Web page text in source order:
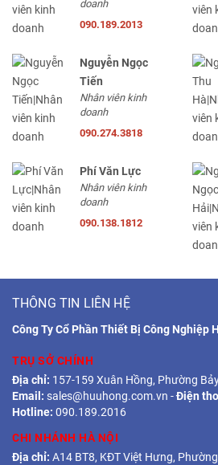
doanh
090.189.2013
Nguyễn Ngọc
Tiến
Nhân viên kinh
doanh
090.274.3818
Phí Văn Lực
Nhân viên kinh
doanh
090.138.1812
THÔNG TIN LIÊN HỆ
Công Ty Cổ Phần Thiết Bị Công Nghiệp
TRỤ SỞ CHÍNH
Địa chỉ: 157-159 Xuân Hồng, Phường
Email: sales@huuhong.com.vn -Điện
Hotline: 090.189.2016
CHI NHÁNH HÀ NỘI
Địa chỉ: A14 BT8, KĐT Việt Hưng,